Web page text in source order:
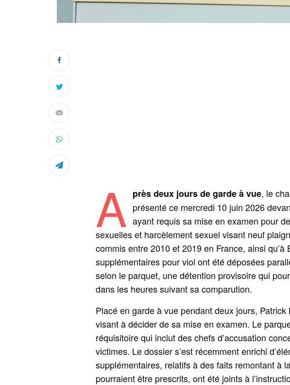
A près deux jours de garde à vue, le
présenté ce mercredi 10 juin 2026
ayant requis sa mise en examen pour
sexuelles et harcèlement sexuel visant neuf
commis entre 2010 et 2019 en France, ainsi
supplémentaires pour viol ont été déposées
selon le parquet, une détention provisoire qui
dans les heures suivant sa comparution.
Placé en garde à vue pendant deux jours, Patrick
visant à décider de sa mise en examen. Le
réquisitoire qui inclut des chefs d’accusation
victimes. Le dossier s’est récemment enrichi
supplémentaires, relatifs à des faits remontant à
pourraient être prescrits, ont été joints à